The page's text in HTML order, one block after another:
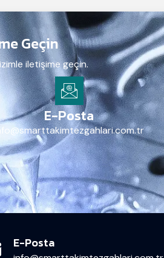
Geçin
iletişime geçin.
E-Posta
E-Posta